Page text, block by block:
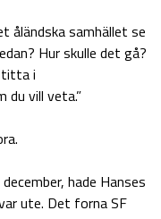
åländska samhället se
Hur skulle det gå?
titta i
du vill veta.”
hade Hanses
ute. Det forna SF